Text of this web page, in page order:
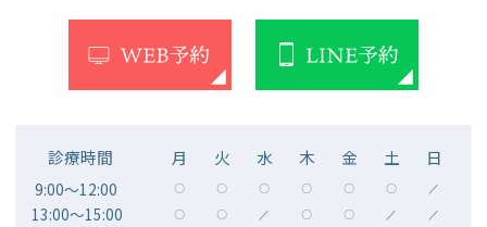
診療時間 月 火 水 木 金 土 日
9:00～12:00 〇 〇 〇 〇 〇 〇 ／
13:00～15:00 〇 〇 ／ 〇 〇 ／ ／